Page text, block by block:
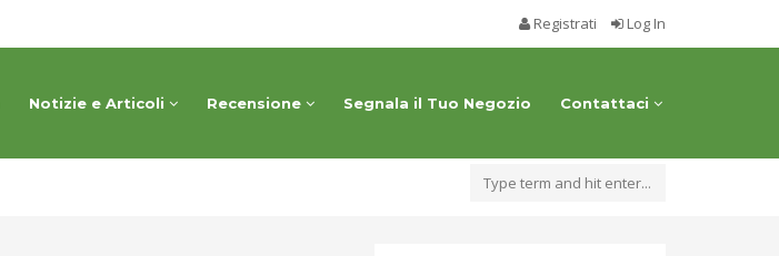
Registrati Log In
Notizie e Articoli Recensione Segnala il Tuo Negozio Contattaci